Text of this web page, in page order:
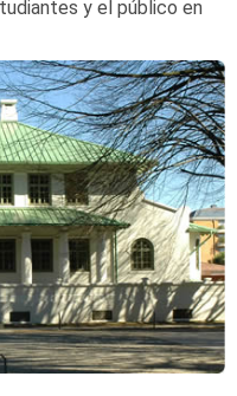
y el público en